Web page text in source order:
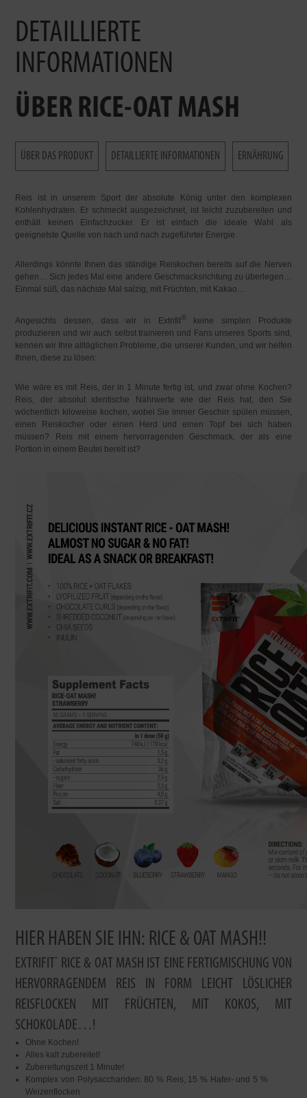
DETAILLIERTE
INFORMATIONEN
ÜBER RICE-OAT MASH
ÜBER DAS PRODUKT DETAILLIERTE INFORMATIONEN ERNÄHRUNG
Reis ist in unserem Sport der absolute König unter den komplexen
Kohlenhydraten. Er schmeckt ausgezeichnet, ist leicht zuzubereiten und
enthält keinen Einfachzucker. Er ist einfach die ideale Wahl als
geeignetste Quelle von nach und nach zugeführter Energie.
Allerdings könnte Ihnen das ständige Reiskochen bereits auf die Nerven
gehen… Sich jedes Mal eine andere Geschmacksrichtung zu überlegen…
Einmal süß, das nächste Mal salzig, mit Früchten, mit Kakao…
Angesichts dessen, dass wir in Extrifit® keine simplen Produkte
produzieren und wir auch selbst trainieren und Fans unseres Sports sind,
kennen wir Ihre alltäglichen Probleme, die unserer Kunden, und wir helfen
Ihnen, diese zu lösen:
Wie wäre es mit Reis, der in 1 Minute fertig ist, und zwar ohne Kochen?
Reis, der absolut identische Nährwerte wie der Reis hat, den Sie
wöchentlich kiloweise kochen, wobei Sie immer Geschirr spülen müssen,
einen Reiskocher oder einen Herd und einen Topf bei sich haben
müssen? Reis mit einem hervorragenden Geschmack, der als eine
Portion in einem Beutel bereit ist?
HIER HABEN SIE IHN: RICE & OAT MASH!!
EXTRIFIT RICE & OAT MASH IST EINE FERTIGMISCHUNG VON
HERVORRAGENDEM REIS IN FORM LEICHT LÖSLICHER
REISFLOCKEN MIT FRÜCHTEN, MIT KOKOS, MIT
SCHOKOLADE…!
Ohne Kochen!
Alles kalt zubereitet!
Zubereitungszeit 1 Minute!
Komplex von Polysacchariden: 80 % Reis, 15 % Hafer- und 5 %
Weizenflocken